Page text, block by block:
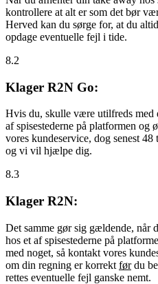
kontrollere at alt er som det bør
Herved kan du sørge for, at du
opdage eventuelle fejl i tide.
8.2
Klager R2N Go:
Hvis du, skulle være utilfreds med
af spisestederne på platformen og
vores kundeservice, dog senest
og vi vil hjælpe dig.
8.3
Klager R2N:
Det samme gør sig gældende, når
hos et af spisestederne på
med noget, så kontakt vores
om din regning er korrekt førdu
rettes eventuelle fejl ganske nemt.